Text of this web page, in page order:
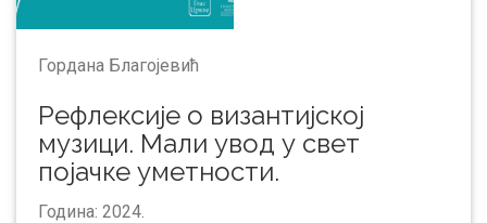
Гордана Благојевић
Рефлексије о византијској
музици. Мали увод у свет
појачке уметности.
Година: 2024.